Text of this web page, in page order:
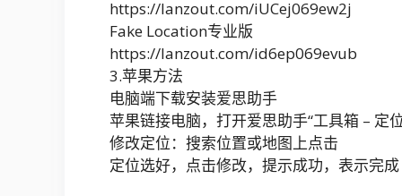
https://lanzout.com/iUCej069ew2j
Fake Location专业版
https://lanzout.com/id6ep069evub
3.苹果方法
电脑端下载安装爱思助手
苹果链接电脑，打开爱思助手“工具箱 – 定
修改定位：搜索位置或地图上点击
定位选好，点击修改，提示成功，表示完成